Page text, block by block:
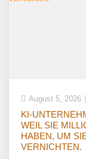
August 5, 2026
KI-
WEIL SIE
HABEN, UM
VERNICHTEN.